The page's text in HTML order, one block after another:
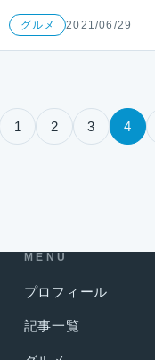
グルメ 2021/06/29
1 2 3 4
MENU
プロフィール
記事一覧